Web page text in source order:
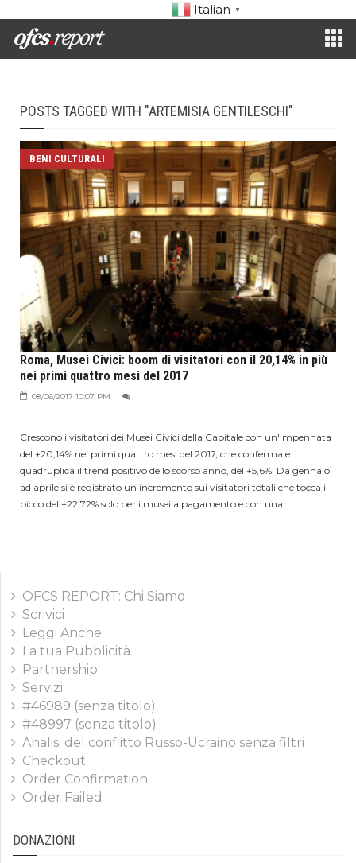
Italian ▼
POSTS TAGGED WITH "ARTEMISIA GENTILESCHI"
BENI CULTURALI
Roma, Musei Civici: boom di visitatori con il 20,14% in più
nei primi quattro mesi del 2017
08/06/2017 10:07 PM
Crescono i visitatori dei Musei Civici della Capitale con un'impennata
del +20,14% nei primi quattro mesi del 2017, che conferma e
quadruplica il trend positivo dello scorso anno, del +5,6%. Da gennaio
ad aprile si è registrato un incremento sui visitatori totali che tocca il
picco del +22,72% solo per i musei a pagamento e con una...
OFCS REPORT: Chi Siamo
Scrivici
Leggi Anche
La tua Pubblicità
Partnership
Servizi
#46989 (senza titolo)
#48997 (senza titolo)
Analisi del conflitto Russo-Ucraino senza filtri
Checkout
Order Confirmation
Order Failed
DONAZIONI